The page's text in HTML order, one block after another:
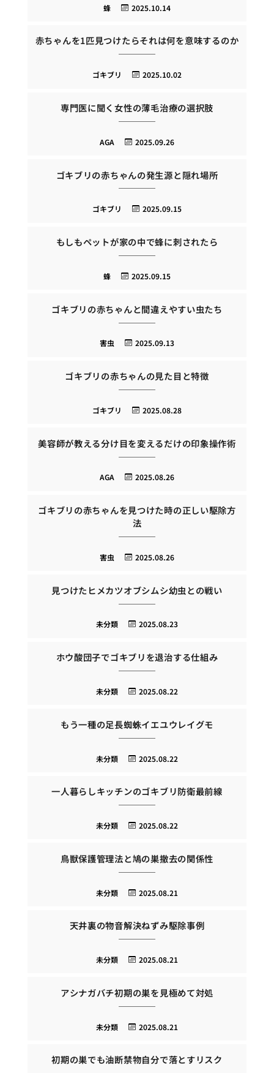
2025.10.14
蜂
赤ちゃんを1匹見つけたらそれは何を意味するのか
2025.10.02
ゴキブリ
専門医に聞く女性の薄毛治療の選択肢
2025.09.26
AGA
ゴキブリの赤ちゃんの発生源と隠れ場所
2025.09.15
ゴキブリ
もしもペットが家の中で蜂に刺されたら
2025.09.15
蜂
ゴキブリの赤ちゃんと間違えやすい虫たち
2025.09.13
害虫
ゴキブリの赤ちゃんの見た目と特徴
2025.08.28
ゴキブリ
美容師が教える分け目を変えるだけの印象操作術
2025.08.26
AGA
ゴキブリの赤ちゃんを見つけた時の正しい駆除方
法
2025.08.26
害虫
見つけたヒメカツオブシムシ幼虫との戦い
2025.08.23
未分類
ホウ酸団子でゴキブリを退治する仕組み
2025.08.22
未分類
もう一種の足長蜘蛛イエユウレイグモ
2025.08.22
未分類
一人暮らしキッチンのゴキブリ防衛最前線
2025.08.22
未分類
鳥獣保護管理法と鳩の巣撤去の関係性
2025.08.21
未分類
天井裏の物音解決ねずみ駆除事例
2025.08.21
未分類
アシナガバチ初期の巣を見極めて対処
2025.08.21
未分類
初期の巣でも油断禁物自分で落とすリスク